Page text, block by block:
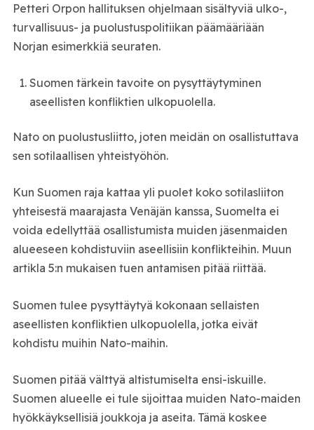
Petteri Orpon hallituksen ohjelmaan sisältyviä ulko-,
turvallisuus- ja puolustuspolitiikan päämääriään
Norjan esimerkkiä seuraten.
Suomen tärkein tavoite on pysyttäytyminen
aseellisten konfliktien ulkopuolella.
Nato on puolustusliitto, joten meidän on osallistuttava
sen sotilaallisen yhteistyöhön.
Kun Suomen raja kattaa yli puolet koko sotilasliiton
yhteisestä maarajasta Venäjän kanssa, Suomelta ei
voida edellyttää osallistumista muiden jäsenmaiden
alueeseen kohdistuviin aseellisiin konflikteihin. Muun
artikla 5:n mukaisen tuen antamisen pitää riittää.
Suomen tulee pysyttäytyä kokonaan sellaisten
aseellisten konfliktien ulkopuolella, jotka eivät
kohdistu muihin Nato-maihin.
Suomen pitää välttyä altistumiselta ensi-iskuille.
Suomen alueelle ei tule sijoittaa muiden Nato-maiden
hyökkäyksellisiä joukkoja ja aseita. Tämä koskee